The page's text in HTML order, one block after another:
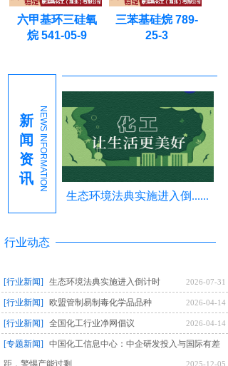
六甲基环三硅氧
烷 541-05-9
三苯基硅烷 789-
25-3
生态环境法典实施进入倒......
NEWS INFORMATION
新
闻
资
讯
行业动态
[行业新闻] 生态环境法典实施进入倒计时 2026-07-31
[行业新闻] 欧盟管制易制毒化学品品种 2026-04-14
[行业新闻] 全国化工行业净网倡议 2026-04-14
[专题新闻]
中国化工信息中心：中企研发投入与国际有差
距，警惕产能过剩
2025-12-05